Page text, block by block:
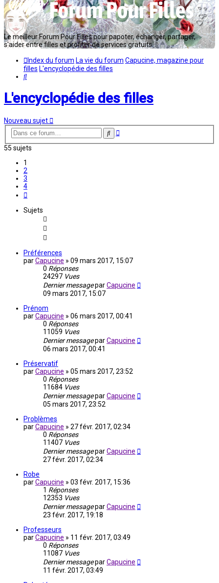
Le meilleur Forum Pour Filles pour papoter, échanger, partager,
s'aider entre filles et profiter de services gratuits...
Index du forum La vie du forum Capucine, magazine pour
filles L'encyclopédie des filles
Rechercher
L'encyclopédie des filles
Nouveau sujet
Rechercher
Recherche
55 sujets
1
2
3
4
Sujets
Préférences
parCapucine » 09 mars 2017, 15:07
0 Réponses
24297 Vues
Dernier messageparCapucine
09 mars 2017, 15:07
Prénom
parCapucine » 06 mars 2017, 00:41
0 Réponses
11059 Vues
Dernier messageparCapucine
06 mars 2017, 00:41
Préservatif
parCapucine » 05 mars 2017, 23:52
0 Réponses
11684 Vues
Dernier messageparCapucine
05 mars 2017, 23:52
Problèmes
parCapucine » 27 févr. 2017, 02:34
0 Réponses
11407 Vues
Dernier messageparCapucine
27 févr. 2017, 02:34
Robe
parCapucine » 03 févr. 2017, 15:36
1 Réponses
12353 Vues
Dernier messageparCapucine
23 févr. 2017, 19:18
Professeurs
parCapucine » 11 févr. 2017, 03:49
0 Réponses
11087 Vues
Dernier messageparCapucine
11 févr. 2017, 03:49